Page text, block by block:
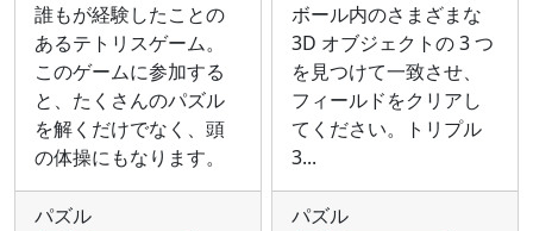
誰もが経験したことの
あるテトリスゲーム。
このゲームに参加する
と、たくさんのパズル
を解くだけでなく、頭
の体操にもなります。
パズル
ボール内のさまざまな
3D オブジェクトの 3 つ
を見つけて一致させ、
フィールドをクリアし
てください。トリプル
3...
パズル